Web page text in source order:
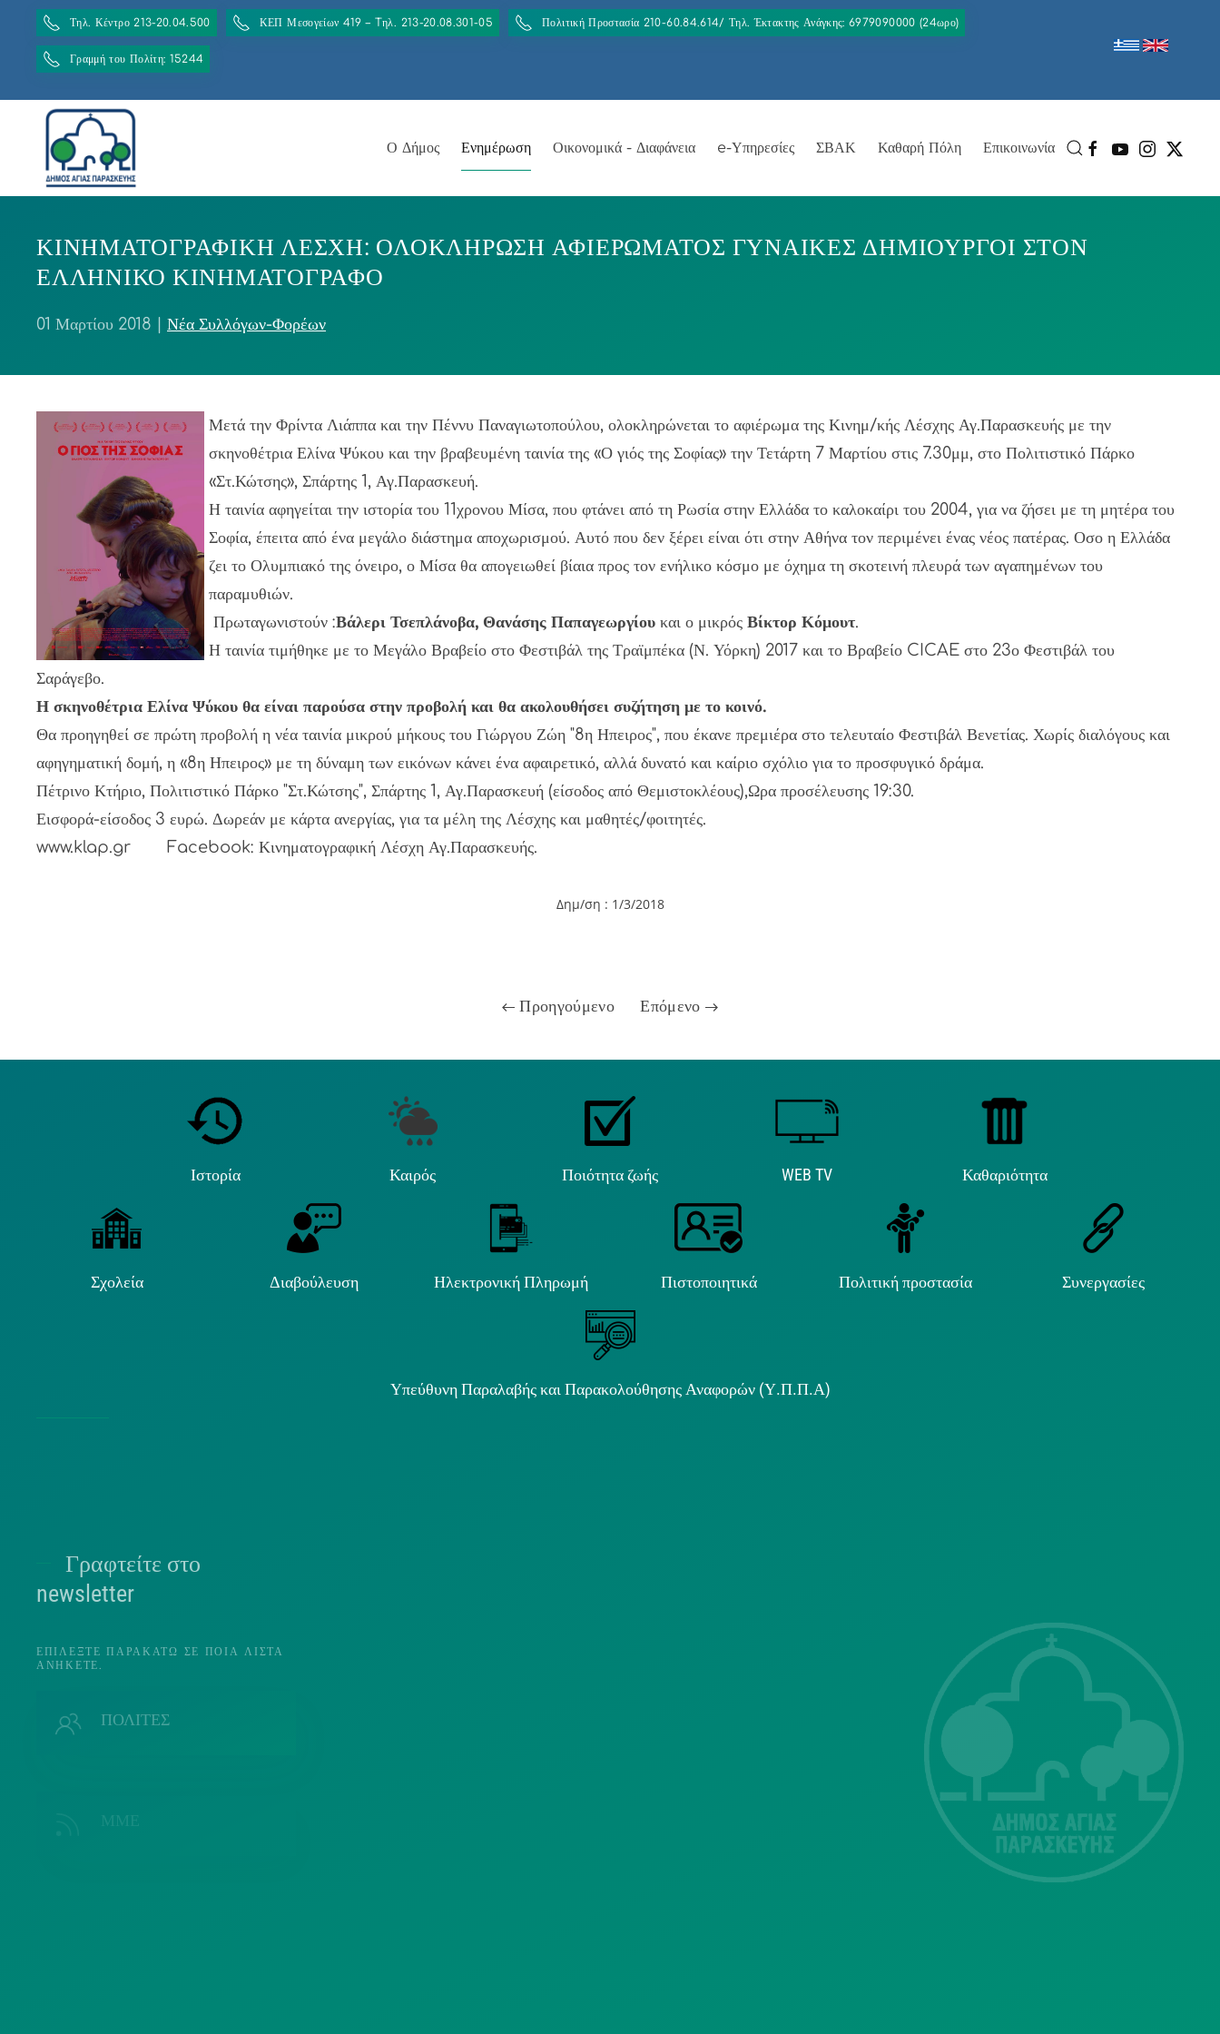
Τηλ. Κέντρο 213-20.04.500 ΚΕΠ Μεσογείων 419 – Tηλ. 213-20.08.301-05 Πολιτική Προστασία 210-60.84.614/ Τηλ. Έκτακτης Ανάγκης: 6979090000 (24ωρο)
Γραμμή του Πολίτη: 15244
Ο Δήμος Ενημέρωση Οικονομικά - Διαφάνεια e-Υπηρεσίες ΣΒΑΚ Καθαρή Πόλη Επικοινωνία
ΚΙΝΗΜΑΤΟΓΡΑΦΙΚΗ ΛΕΣΧΗ: ΟΛΟΚΛΗΡΩΣΗ ΑΦΙΕΡΩΜΑΤΟΣ ΓΥΝΑΙΚΕΣ ΔΗΜΙΟΥΡΓΟΙ ΣΤΟΝ
ΕΛΛΗΝΙΚΟ ΚΙΝΗΜΑΤΟΓΡΑΦΟ
01 Μαρτίου 2018 Νέα Συλλόγων-Φορέων
Μετά την Φρίντα Λιάππα και την Πέννυ Παναγιωτοπούλου, ολοκληρώνεται το αφιέρωμα της Κινημ/κής Λέσχης Αγ.Παρασκευής με την
σκηνοθέτρια Ελίνα Ψύκου και την βραβευμένη ταινία της «Ο γιός της Σοφίας» την Τετάρτη 7 Μαρτίου στις 7.30μμ, στο Πολιτιστικό Πάρκο
«Στ.Κώτσης», Σπάρτης 1, Αγ.Παρασκευή.
Η ταινία αφηγείται την ιστορία του 11χρονου Μίσα, που φτάνει από τη Ρωσία στην Ελλάδα το καλοκαίρι του 2004, για να ζήσει με τη μητέρα του
Σοφία, έπειτα από ένα μεγάλο διάστημα αποχωρισμού. Αυτό που δεν ξέρει είναι ότι στην Αθήνα τον περιμένει ένας νέος πατέρας. Οσο η Ελλάδα
ζει το Ολυμπιακό της όνειρο, ο Μίσα θα απογειωθεί βίαια προς τον ενήλικο κόσμο με όχημα τη σκοτεινή πλευρά των αγαπημένων του
παραμυθιών.
Πρωταγωνιστούν :Βάλερι Τσεπλάνοβα, Θανάσης Παπαγεωργίου και ο μικρός Βίκτορ Κόμουτ.
Η ταινία τιμήθηκε με το Μεγάλο Βραβείο στο Φεστιβάλ της Τραϊμπέκα (Ν. Υόρκη) 2017 και το Βραβείο CICAE στο 23ο Φεστιβάλ του
Σαράγεβο.
Η σκηνοθέτρια Ελίνα Ψύκου θα είναι παρούσα στην προβολή και θα ακολουθήσει συζήτηση με το κοινό.
Θα προηγηθεί σε πρώτη προβολή η νέα ταινία μικρού μήκους του Γιώργου Ζώη "8η Ηπειρος", που έκανε πρεμιέρα στο τελευταίο Φεστιβάλ Βενετίας. Χωρίς διαλόγους και
αφηγηματική δομή, η «8η Ηπειρος» με τη δύναμη των εικόνων κάνει ένα αφαιρετικό, αλλά δυνατό και καίριο σχόλιο για το προσφυγικό δράμα.
Πέτρινο Κτήριο, Πολιτιστικό Πάρκο "Στ.Κώτσης", Σπάρτης 1, Αγ.Παρασκευή (είσοδος από Θεμιστοκλέους),Ωρα προσέλευσης 19:30.
Εισφορά-είσοδος 3 ευρώ. Δωρεάν με κάρτα ανεργίας, για τα μέλη της Λέσχης και μαθητές/φοιτητές.
www.klap.gr Facebook: Κινηματογραφική Λέσχη Αγ.Παρασκευής.
Δημ/ση : 1/3/2018
Προηγούμενο Επόμενο
Ιστορία Καιρός Ποιότητα ζωής WEB TV Καθαριότητα
Σχολεία Διαβούλευση Ηλεκτρονική Πληρωμή Πιστοποιητικά Πολιτική προστασία Συνεργασίες
Υπεύθυνη Παραλαβής και Παρακολούθησης Αναφορών (Υ.Π.Π.Α)
Γραφτείτε στο
newsletter
ΕΠΙΛΈΞΤΕ ΠΑΡΑΚΆΤΩ ΣΕ ΠΟΙΑ ΛΊΣΤΑ
ΑΝΉΚΕΤΕ.
ΠΟΛΙΤΕΣ
ΜΜΕ
415-417
Τ.Κ.15343
Αγία Παρασκευή
213 2004500